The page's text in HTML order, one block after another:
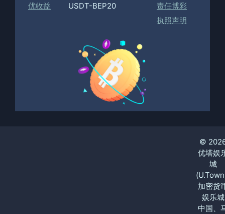
优收益
USDT-BEP20
责任博彩
执照声明
©
优塔娱
城
加密货
娱乐城
中国、